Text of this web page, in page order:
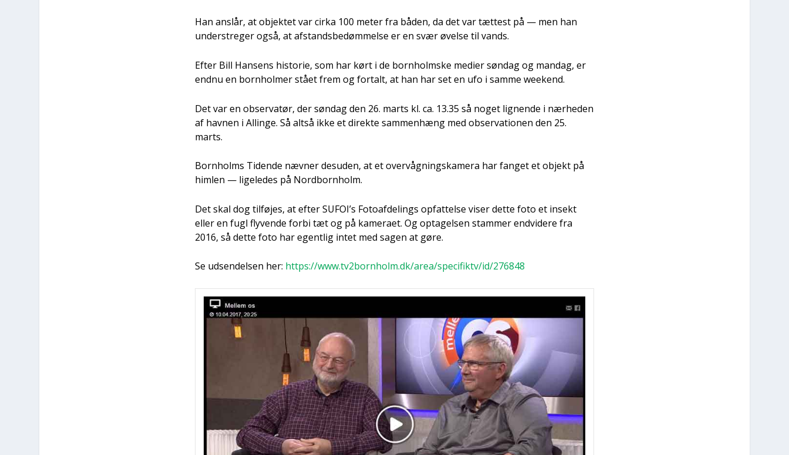
Han anslår, at objek­tet var cir­ka 100 meter fra båden, da det var tæt­test på — men han
under­stre­ger også, at afstands­be­døm­mel­se er en svær øvel­se til vands.
Efter Bill Han­sens histo­rie, som har kørt i de born­holm­ske medi­er søn­dag og man­dag, er
end­nu en born­hol­mer stå­et frem og for­talt, at han har set en ufo i sam­me wee­kend.
Det var en obser­va­tør, der søn­dag den 26. marts kl. ca. 13.35 så noget lig­nen­de i nær­he­den
af hav­nen i Allin­ge. Så alt­så ikke et direk­te sam­men­hæng med obser­va­tio­nen den 25.
marts.
Born­holms Tiden­de næv­ner des­u­den, at et over­våg­nings­ka­me­ra har fan­get et objekt på
him­len — lige­le­des på Nord­born­holm.
Det skal dog til­fø­jes, at efter SUFOI’s Foto­af­de­lings opfat­tel­se viser det­te foto et insekt
eller en fugl fly­ven­de for­bi tæt og på kame­ra­et. Og opta­gel­sen stam­mer end­vi­de­re fra
2016, så det­te foto har egent­lig intet med sagen at gøre.
Se udsen­del­sen her: https://www.tv2bornholm.dk/area/specifiktv/id/276848